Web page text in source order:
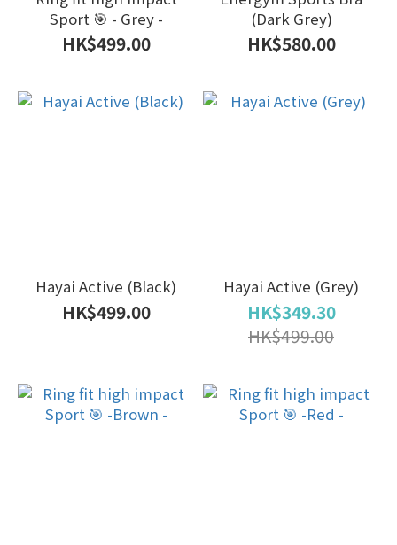
Sport 🎯 - Grey -
HK$499.00
(Dark Grey)
HK$580.00
Hayai Active (Black)
HK$499.00
Hayai Active (Grey)
HK$349.30
HK$499.00